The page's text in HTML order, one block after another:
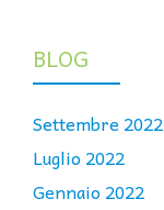
BLOG
Settembre 2022
Luglio 2022
Gennaio 2022